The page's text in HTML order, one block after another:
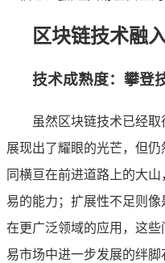
区块链技术融
技术成熟度：攀登
虽然区块链技术已经
展现出了耀眼的光芒，但
同横亘在前进道路上的大
易的能力；扩展性不足则
在更广泛领域的应用，这
易市场中进一步发展的绊